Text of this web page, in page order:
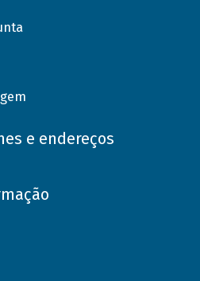
e endereços